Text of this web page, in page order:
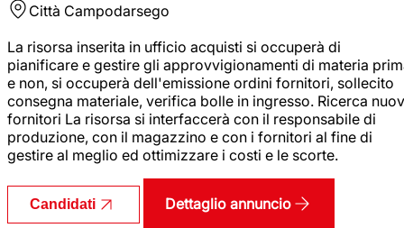
Città Campodarsego
La risorsa inserita in ufficio acquisti si occuperà di
pianificare e gestire gli approvvigionamenti di materia
e non, si occuperà dell'emissione ordini fornitori, sollecito
consegna materiale, verifica bolle in ingresso. Ricerca
fornitori La risorsa si interfaccerà con il responsabile di
produzione, con il magazzino e con i fornitori al fine di
gestire al meglio ed ottimizzare i costi e le scorte.
Candidati Dettaglio annuncio